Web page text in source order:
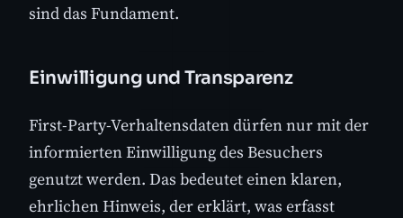
sind das Fundament.
Einwilligung und Transparenz
First-Party-Verhaltensdaten dürfen nur mit der
informierten Einwilligung des Besuchers
genutzt werden. Das bedeutet einen klaren,
ehrlichen Hinweis, der erklärt, was erfasst